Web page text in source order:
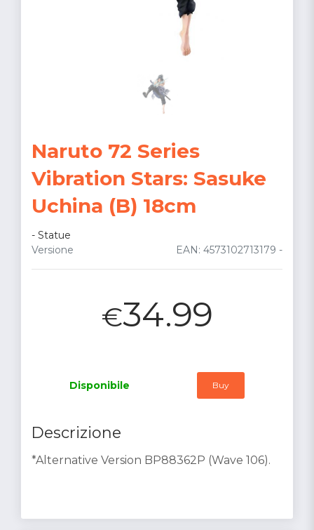
Naruto 72 Series
Vibration Stars: Sasuke
Uchina (B) 18cm
- Statue
EAN: 4573102713179 -
Versione
€34.99
Disponibile Buy
Descrizione
*Alternative Version BP88362P (Wave 106).